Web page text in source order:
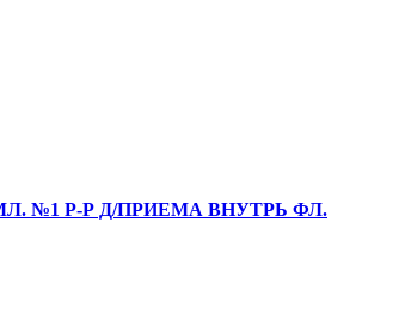
№1 Р-Р Д/ПРИЕМА ВНУТРЬ ФЛ.